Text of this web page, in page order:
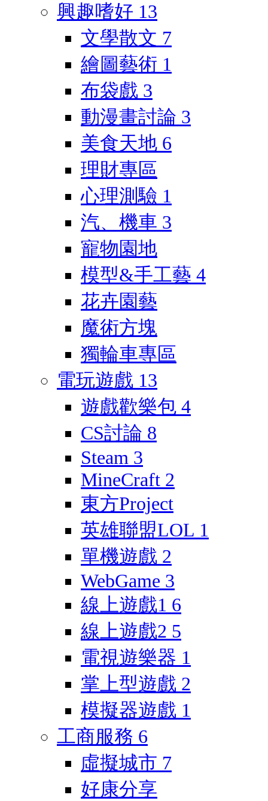
興趣嗜好 13
文學散文 7
繪圖藝術 1
布袋戲 3
動漫畫討論 3
美食天地 6
理財專區
心理測驗 1
汽、機車 3
寵物園地
模型&手工藝 4
花卉園藝
魔術方塊
獨輪車專區
電玩遊戲 13
遊戲歡樂包 4
CS討論 8
Steam 3
MineCraft 2
東方Project
英雄聯盟LOL 1
單機遊戲 2
WebGame 3
線上遊戲1 6
線上遊戲2 5
電視遊樂器 1
掌上型遊戲 2
模擬器遊戲 1
工商服務 6
虛擬城市 7
好康分享